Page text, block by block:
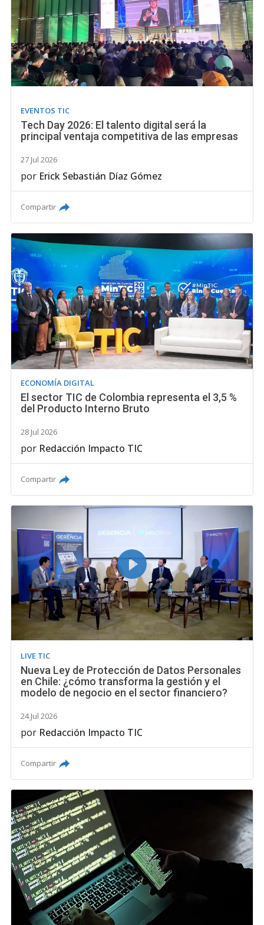
EVENTOS TIC
Tech Day 2026: El talento digital será la
principal ventaja competitiva de las empresas
27 Jul 2026
por Erick Sebastián Díaz Gómez
Compartir
ECONOMÍA DIGITAL
El sector TIC de Colombia representa el 3,5 %
del Producto Interno Bruto
28 Jul 2026
por Redacción Impacto TIC
Compartir
LIVE TIC
Nueva Ley de Protección de Datos Personales
en Chile: ¿cómo transforma la gestión y el
modelo de negocio en el sector financiero?
24 Jul 2026
por Redacción Impacto TIC
Compartir